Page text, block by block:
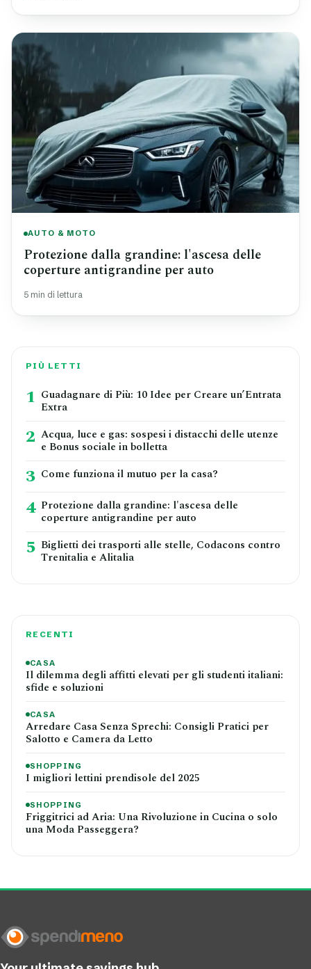
AUTO & MOTO
Protezione dalla grandine: l'ascesa delle
coperture antigrandine per auto
5 min di lettura
PIÙ LETTI
1 Guadagnare di Più: 10 Idee per Creare un’Entrata
Extra
2 Acqua, luce e gas: sospesi i distacchi delle utenze
e Bonus sociale in bolletta
3 Come funziona il mutuo per la casa?
4 Protezione dalla grandine: l'ascesa delle
coperture antigrandine per auto
5 Biglietti dei trasporti alle stelle, Codacons contro
Trenitalia e Alitalia
RECENTI
CASA
Il dilemma degli affitti elevati per gli studenti italiani:
sfide e soluzioni
CASA
Arredare Casa Senza Sprechi: Consigli Pratici per
Salotto e Camera da Letto
SHOPPING
I migliori lettini prendisole del 2025
SHOPPING
Friggitrici ad Aria: Una Rivoluzione in Cucina o solo
una Moda Passeggera?